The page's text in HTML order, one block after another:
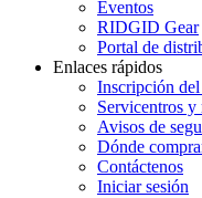
Eventos
RIDGID Gear
Portal de
Enlaces rápidos
Inscripción
Servicentros y
Avisos de
Dónde
Contáctenos
Iniciar sesión